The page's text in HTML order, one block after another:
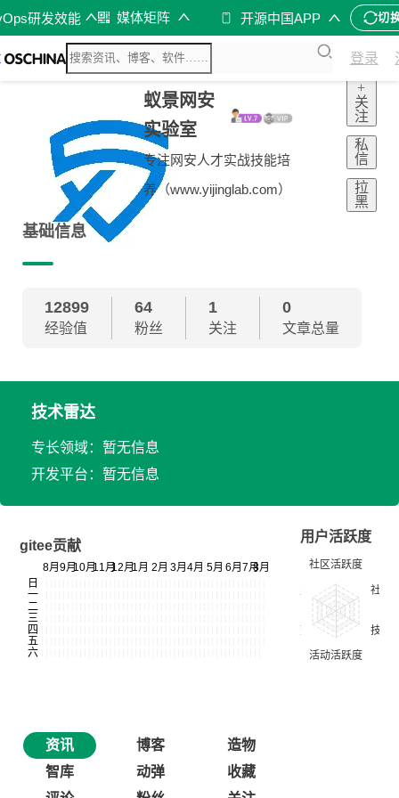
研发效能 媒体矩阵 开源中国APP 切
登录
蚁景网安
实验室
专注网安人才实战技能培
养（www.yijinglab.com）
+
关
注
私
信
拉
黑
基础信息
12899
经验值
64
粉丝
1
关注
0
文章总量
技术雷达
专长领域：暂无信息
开发平台：暂无信息
gitee贡献
用户活跃度
资讯 博客
造物
智库
动弹
收藏